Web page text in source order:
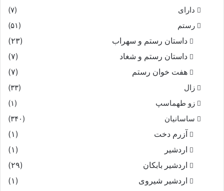
دارای
(۷)
رستم
(۵۱)
داستان رستم و سهراب
(۲۳)
داستان رستم و شغاد
(۷)
هفت خوان رستم‏
(۷)
زال
(۳۳)
زو طهماسپ‏
(۱)
ساسانیان
(۳۴۰)
آزرم دخت
(۱)
اردشیر
(۱)
اردشیر بابکان
(۲۹)
اردشیر شیروی
(۱)